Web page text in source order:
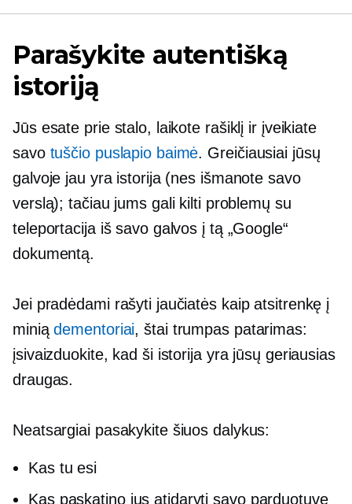
Parašykite autentišką
istoriją
Jūs esate prie stalo, laikote rašiklį ir įveikiate
savo tuščio puslapio baimė. Greičiausiai jūsų
galvoje jau yra istorija (nes išmanote savo
verslą); tačiau jums gali kilti problemų su
teleportacija iš savo galvos į tą „Google“
dokumentą.
Jei pradėdami rašyti jaučiatės kaip atsitrenkę į
miniądementoriai, štai trumpas patarimas:
įsivaizduokite, kad ši istorija yra jūsų geriausias
draugas.
Neatsargiai pasakykite šiuos dalykus:
Kas tu esi
Kas paskatino jus atidaryti savo parduotuvę